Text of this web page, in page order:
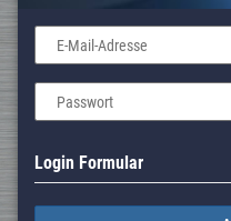
E-Mail-Adresse
Passwort
Login Formular